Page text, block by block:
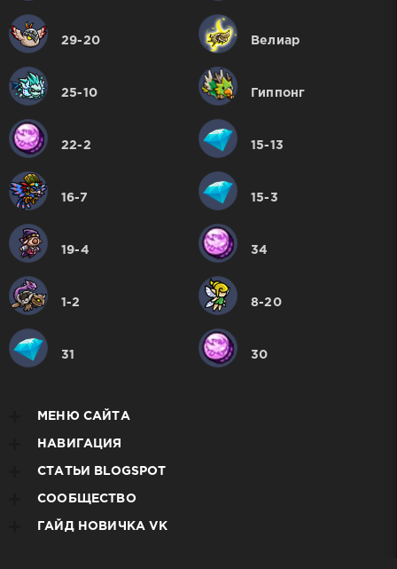
29-20 Велиар
25-10 Гиппонг
22-2 15-13
16-7 15-3
19-4 34
1-2 8-20
31 30
МЕНЮ САЙТА
НАВИГАЦИЯ
СТАТЬИ BLOGSPOT
СООБЩЕСТВО
ГАЙД НОВИЧКА VK